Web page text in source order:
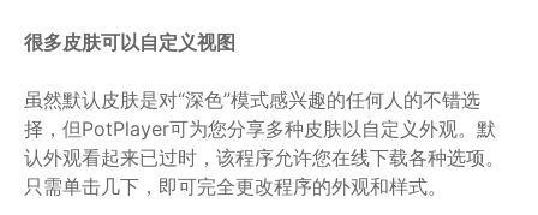
很多皮肤可以自定义视图
虽然默认皮肤是对“深色”模式感兴趣的任何人的不错选
择，但PotPlayer可为您分享多种皮肤以自定义外观。默
认外观看起来已过时，该程序允许您在线下载各种选项。
只需单击几下，即可完全更改程序的外观和样式。